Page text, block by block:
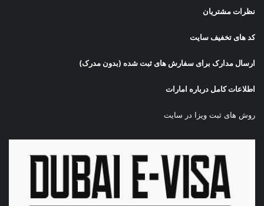
نظرات مشتریان
کد های تخفیف سایت
ارسال مدارک برای سفارش های ثبت شده (بدون مدرک)
اطلاعات کامل درباره امارات
روش های ثبت ویزا در سایت